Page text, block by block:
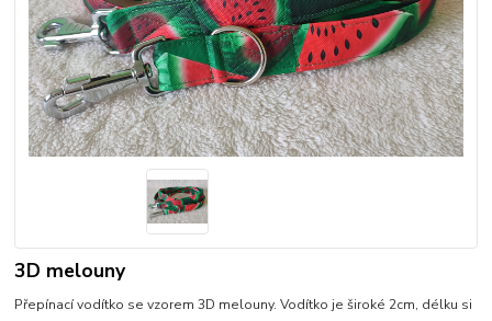
3D melouny
Přepínací vodítko se vzorem 3D melouny. Vodítko je široké 2cm, délku si